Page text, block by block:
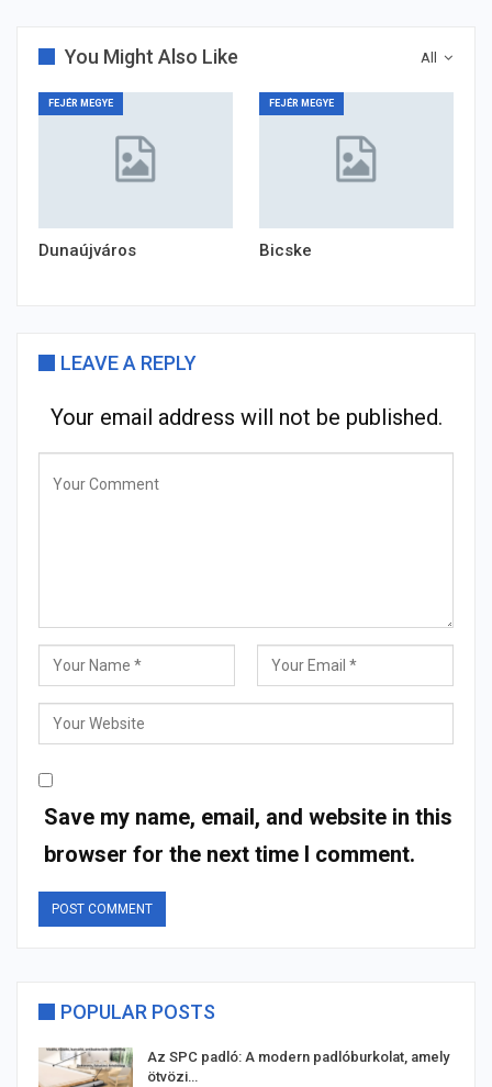
All
You Might Also Like
FEJÉR MEGYE
Dunaújváros
FEJÉR MEGYE
Bicske
LEAVE A REPLY
Your email address will not be published.
Save my name, email, and website in this
browser for the next time I comment.
POPULAR POSTS
Az SPC padló: A modern padlóburkolat, amely
ötvözi…